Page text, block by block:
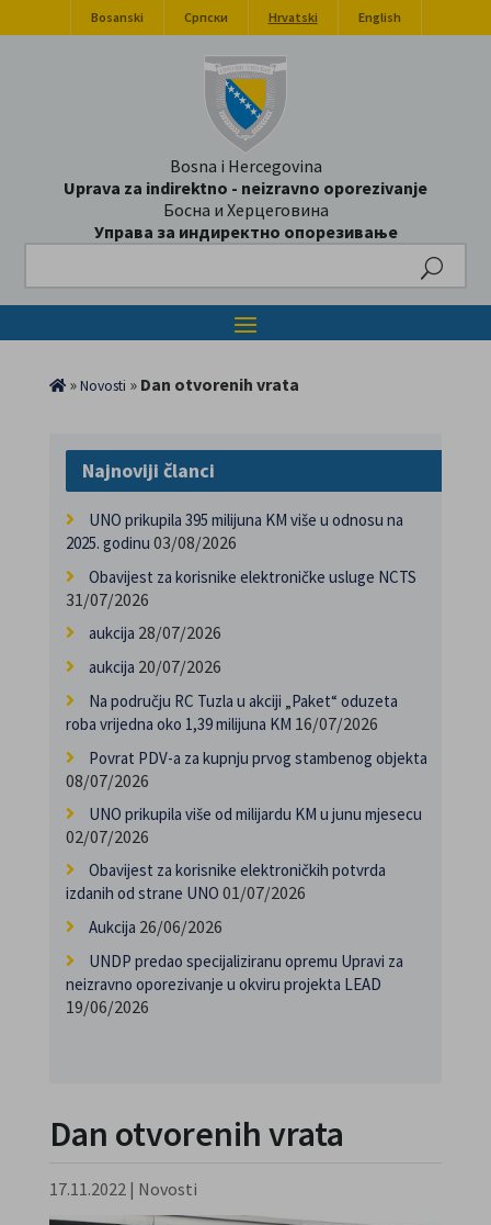
Bosanski Српски Hrvatski English
Bosna i Hercegovina
Uprava za indirektno - neizravno oporezivanje
Босна и Херцеговина
Управа за индиректно опорезивање
»Novosti » Dan otvorenih vrata
Najnoviji članci
UNO prikupila 395 milijuna KM više u odnosu na
2025. godinu 03/08/2026
Obavijest za korisnike elektroničke usluge NCTS
31/07/2026
aukcija 28/07/2026
aukcija 20/07/2026
Na području RC Tuzla u akciji „Paket“ oduzeta
roba vrijedna oko 1,39 milijuna KM 16/07/2026
Povrat PDV-a za kupnju prvog stambenog objekta
08/07/2026
UNO prikupila više od milijardu KM u junu mjesecu
02/07/2026
Obavijest za korisnike elektroničkih potvrda
izdanih od strane UNO 01/07/2026
Aukcija 26/06/2026
UNDP predao specijaliziranu opremu Upravi za
neizravno oporezivanje u okviru projekta LEAD
19/06/2026
Dan otvorenih vrata
17.11.2022 | Novosti